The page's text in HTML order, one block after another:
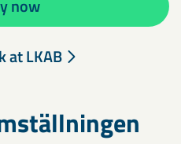
now
at LKAB